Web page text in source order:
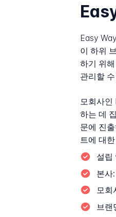
Easy
이 하위
하기 위
관리할
모회사
하는 데
문에 진
트에 대
설립
본사:
모회
브랜